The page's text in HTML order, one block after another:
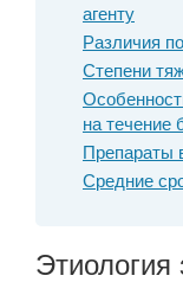
агенту
Различия
Степени
на течение
Препараты
Средние
Этиология